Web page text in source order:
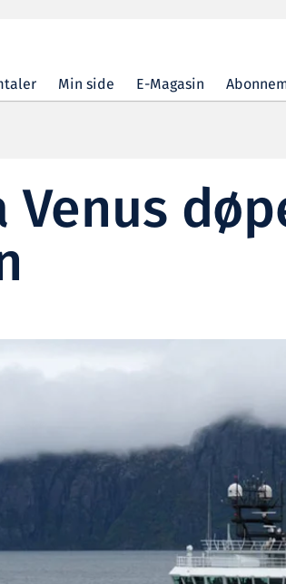
Min side E-Magasin
Venus